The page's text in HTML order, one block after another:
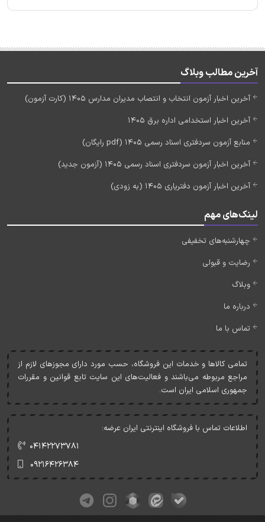
آخرین مطالب وبلاگ
آخرین اخبار آزمون انتخاب و انتصاب مدیران مدارس 1405 (کارت آزمون)
آخرین اخبار استخدامی اداره برق 1405
منابع آزمون سردفتری اسناد رسمی 1405 (pdf رایگان)
آخرین اخبار آزمون سردفتری اسناد رسمی 1405 (آزمون جدید)
آخرین اخبار آزمون دفتریاری 1405 (به زودی)
لینک‌های مهم
چهارشنبه‌های تخفیفی
رضایت و قبولی
وبلاگ
درباره ما
تماس با ما
تمامی کالاها و خدمات اين فروشگاه، حسب مورد دارای مجوزهای لازم از
مراجع مربوطه می‌باشند و فعاليت‌های اين سايت تابع قوانين و مقررات
جمهوری اسلامی ايران است.
اطلاعات تماس با فروشگاه اینترنتی ایران عرضه:
۰۴۱۴۲۲۷۳۷۸۱
۰۹۲۱۶۴۲۶۳۸۴